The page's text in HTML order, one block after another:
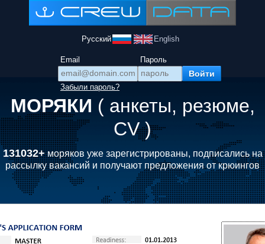
Русский English
Email Пароль
Забыли пароль?
МОРЯКИ ( анкеты, резюме,
CV )
131032+моряков уже зарегистрированы, подписались на
рассылку вакансий и получают предложения от крюингов